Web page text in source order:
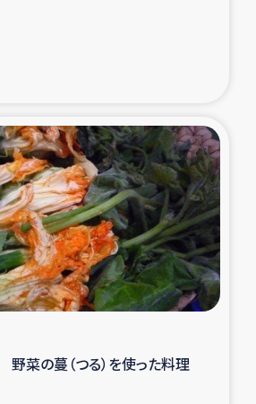
民際教育
食べる
・シリア地震被災者支援
ヤ小規模紅茶農家支援
菜の蔓（つる）を使った料理